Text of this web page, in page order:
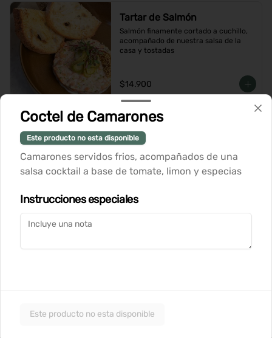
Tartar de Salmón
Salmón finamente cortado a cuchillo,
acompañado de nuestra salsa de la
casa y tostadas
$14.900
$14.900
Tortilla suave con pastrami casero,
Perfecto para una comida ligera y
Coctel de Camarones
Este producto no esta disponible
Camarones servidos frios, acompañados de una
salsa cocktail a base de tomate, limon y especias
Instrucciones especiales
Este producto no esta disponible